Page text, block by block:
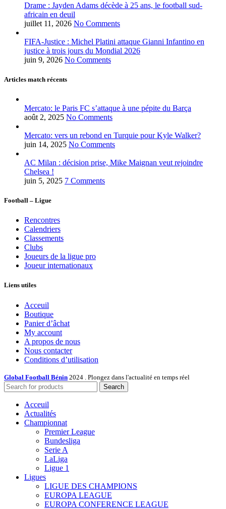
Drame : Jayden Adams décède à 25 ans, le football sud-
africain en deuil
juillet 11, 2026 No Comments
FIFA-Justice : Michel Platini attaque Gianni Infantino en
justice à trois jours du Mondial 2026
juin 9, 2026 No Comments
Articles match récents
Mercato: le Paris FC s’attaque à une pépite du Barça
août 2, 2025 No Comments
Mercato: vers un rebond en Turquie pour Kyle Walker?
juin 14, 2025 No Comments
AC Milan : décision prise, Mike Maignan veut rejoindre
Chelsea !
juin 5, 2025 7 Comments
Football – Ligue
Rencontres
Calendriers
Classements
Clubs
Joueurs de la ligue pro
Joueur internationaux
Liens utiles
Acceuil
Boutique
Panier d’âchat
My account
A propos de nous
Nous contacter
Conditions d’utilisation
Global Football Bénin 2024 . Plongez dans l'actualité en temps réel
Search
Acceuil
Actualités
Championnat
Premier League
Bundesliga
Serie A
LaLiga
Ligue 1
Ligues
LIGUE DES CHAMPIONS
EUROPA LEAGUE
EUROPA CONFERENCE LEAGUE